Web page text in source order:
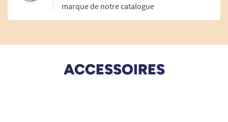
marque de notre catalogue
ACCESSOIRES